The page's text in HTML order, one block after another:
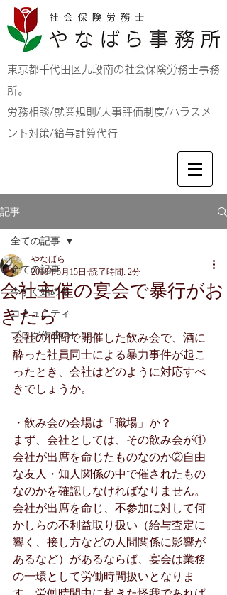
東京都千代田区九段南の社会保険労務士事務
所。
労務相談/就業規則/人事評価制度/ハラスメ
ント対策/給与計算代行
記事
全ての記事
今すぐ始める
コミュニティ
ブログ作成のヒント
全ての記事
会社主催の宴会で暴行がお
きたら
やなばら
2018年5月15日 読了時間: 2分
会社の仲間で開催した飲み会で、酒に
酔った社員同士による暴力事件が起こ
ったとき、会社はどのように対応すべ
きでしょうか。
・飲み会の会場は「職場」か？
まず、会社としては、その飲み会が①
会社が出席を命じたものなのか②自由
な友人・知人関係の中で催されたもの
なのかを確認しなければなりません。
会社が出席を命じ、不参加に対して何
かしらの不利益取り扱い（給与査定に
響く、接し方などの人間関係に影響が
あるなど）があるならば、宴会は業務
の一環として労働時間扱いとなりま